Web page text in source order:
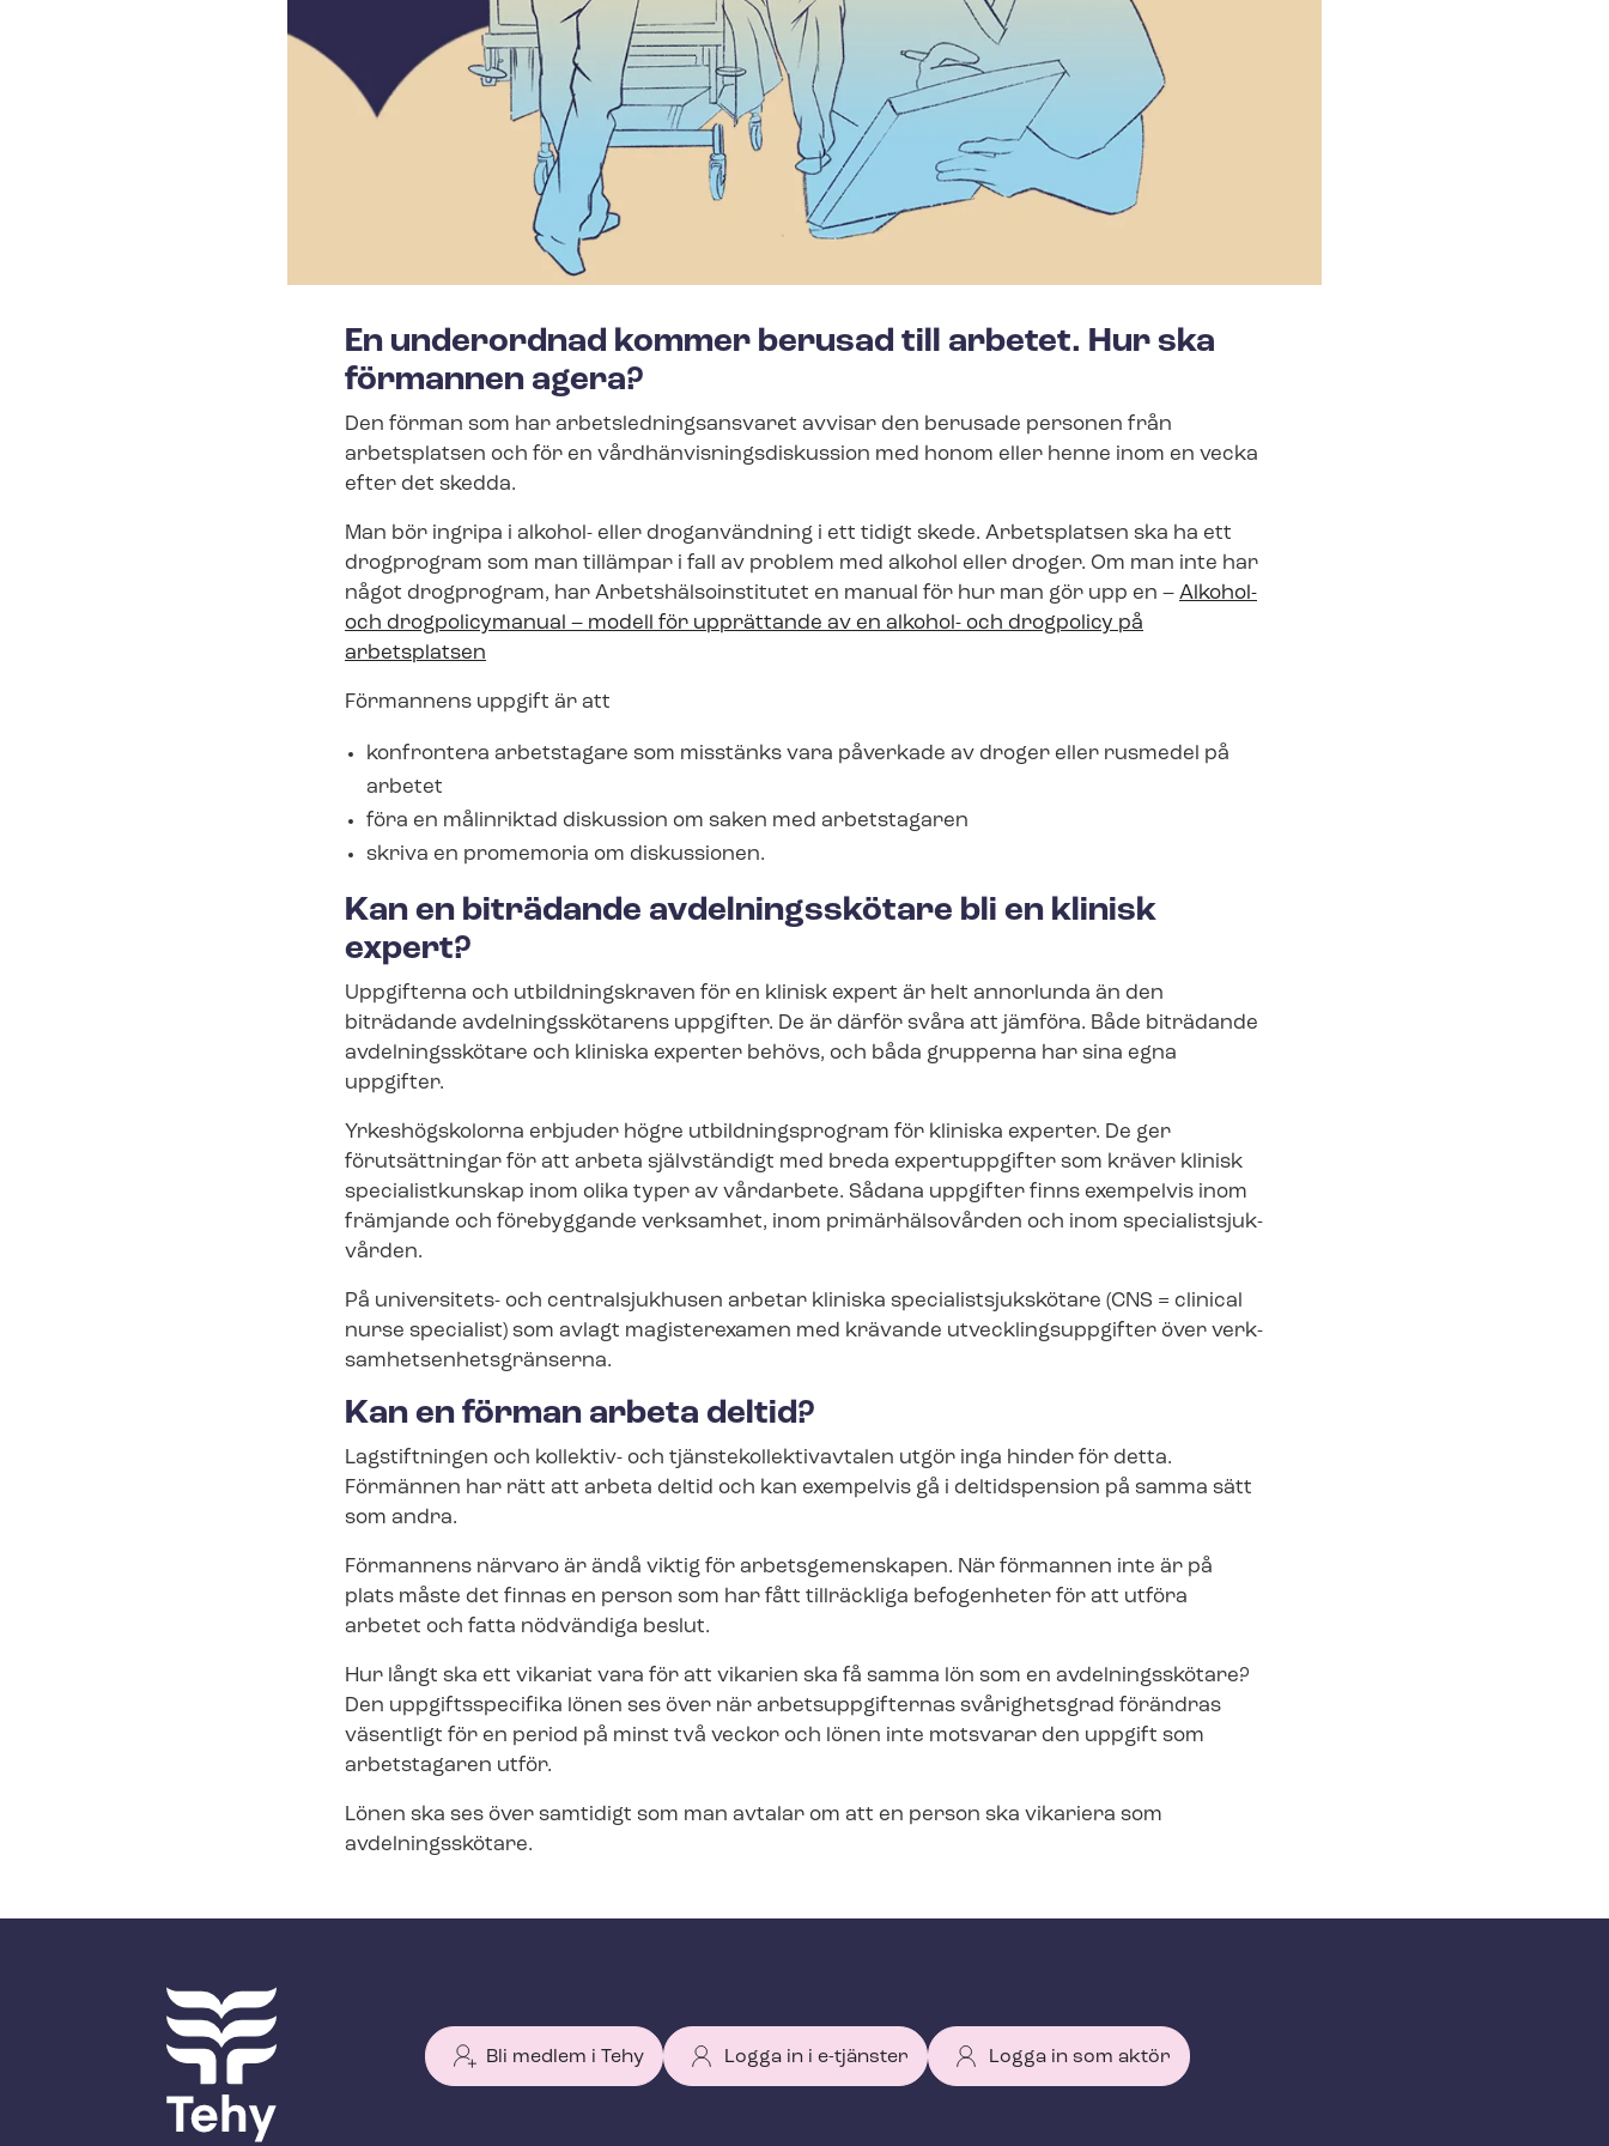
En underordnad kommer berusad till arbetet. Hur ska
förmannen agera?
Den förman som har ar­bets­led­nings­an­sva­ret avvisar den berusade personen från
arbetsplatsen och för en vård­hän­vis­nings­dis­kus­sion med honom eller henne inom en vecka
efter det skedda.
Man bör ingripa i alkohol- eller droganvändning i ett tidigt skede. Arbetsplatsen ska ha ett
drogprogram som man tillämpar i fall av problem med alkohol eller droger. Om man inte har
något drogprogram, har Ar­bets­häl­so­in­sti­tu­tet en manual för hur man gör upp en – Alkohol-
och drogpolicymanual – modell för upprättande av en alkohol- och drogpolicy på
arbetsplatsen
Förmannens uppgift är att
konfrontera arbetstagare som misstänks vara påverkade av droger eller rusmedel på
arbetet
föra en målinriktad diskussion om saken med arbetstagaren
skriva en promemoria om diskussionen.
Kan en biträdande avdelningsskötare bli en klinisk
expert?
Uppgifterna och utbildningskraven för en klinisk expert är helt annorlunda än den
biträdande av­del­nings­skö­ta­rens uppgifter. De är därför svåra att jämföra. Både biträdande
avdelningsskötare och kliniska experter behövs, och båda grupperna har sina egna
uppgifter.
Yrkeshögskolorna erbjuder högre ut­bild­nings­pro­gram för kliniska experter. De ger
förutsättningar för att arbeta självständigt med breda expertuppgifter som kräver klinisk
specialistkunskap inom olika typer av vårdarbete. Sådana uppgifter finns exempelvis inom
främjande och förebyggande verksamhet, inom primärhälsovården och inom spe­ci­a­list­sjuk­
vår­den.
På universitets- och centralsjukhusen arbetar kliniska spe­ci­a­list­sjuk­skö­ta­re (CNS = clinical
nurse specialist) som avlagt magisterexamen med krävande ut­veck­lings­upp­gif­ter över verk­
sam­het­sen­hets­grän­ser­na.
Kan en förman arbeta deltid?
Lagstiftningen och kollektiv- och tjäns­te­kol­lek­tivav­ta­len utgör inga hinder för detta.
Förmännen har rätt att arbeta deltid och kan exempelvis gå i deltidspension på samma sätt
som andra.
Förmannens närvaro är ändå viktig för arbetsgemenskapen. När förmannen inte är på
plats måste det finnas en person som har fått tillräckliga befogenheter för att utföra
arbetet och fatta nödvändiga beslut.
Hur långt ska ett vikariat vara för att vikarien ska få samma lön som en avdelningsskötare?
Den uppgiftsspecifika lönen ses över när ar­bets­upp­gif­ter­nas svårighetsgrad förändras
väsentligt för en period på minst två veckor och lönen inte motsvarar den uppgift som
arbetstagaren utför.
Lönen ska ses över samtidigt som man avtalar om att en person ska vikariera som
avdelningsskötare.
Bli medlem i Tehy Logga in i e-tjänster Logga in som aktör